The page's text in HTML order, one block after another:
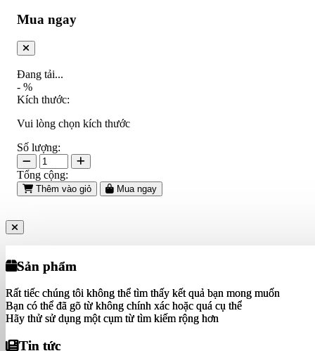
Sản phẩm
Rất tiếc chúng tôi không thể tìm thấy kết quả bạn mong muốn
Bạn có thể đã gõ từ không chính xác hoặc quá cụ thể
Hãy thử sử dụng một cụm từ tìm kiếm rộng hơn
Tin tức
Sản phẩm
Rất tiếc chúng tôi không thể tìm thấy kết quả bạn mong muốn
Bạn có thể đã gõ từ không chính xác hoặc quá cụ thể
Hãy thử sử dụng một cụm từ tìm kiếm rộng hơn
Tin tức
Mua ngay
Đang tải...
- %
Kích thước:
Vui lòng chọn kích thước
Số lượng:
Tổng cộng:
Thêm vào giỏ Mua ngay